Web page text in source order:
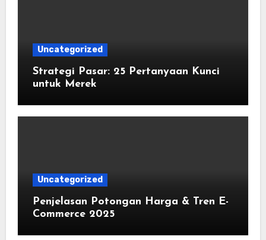
Uncategorized
Strategi Pasar: 25 Pertanyaan Kunci
untuk Merek
Uncategorized
Penjelasan Potongan Harga & Tren E-
Commerce 2025